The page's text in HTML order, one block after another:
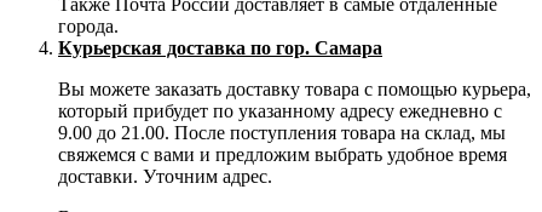
города.
Курьерская доставка по гор. Самара
Вы можете заказать доставку товара с помощью курьера,
который прибудет по указанному адресу ежедневно с
9.00 до 21.00. После поступления товара на склад, мы
свяжемся с вами и предложим выбрать удобное время
доставки. Уточним адрес.